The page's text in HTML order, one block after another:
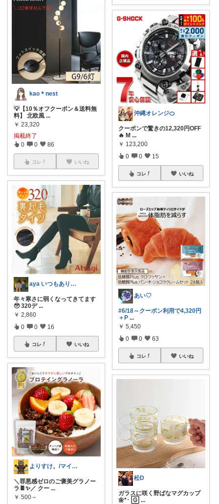
kao＊nest
💡【10％オフクーポン＆送料無
料】 北欧風 ...
￥ 23,320
掲載終了
0 0 86
コレ いいね
aya いつもありがとうございます🌸
年々寒さに弱くなってきてます
🥹 320デ ...
￥ 2,860
0 0 16
コレ いいね
よりすけ。/マイペースにボディメイク✨
＼罪悪感ゼロのご褒美グラノー
ラ🍫✨／ クー ...
￥ 500～
沖縄オレンジ🍊
クーポンで驚きの12,320円OFF
🔥 M ...
￥ 123,200
0 0 15
コレ いいね
あい♡
#6/18～クーポン利用で4,320円
＋P ...
￥ 5,450
0 0 63
コレ いいね
松D
ガラスに咲く野ばなマグカップ
🌼*･ 🄶 ...